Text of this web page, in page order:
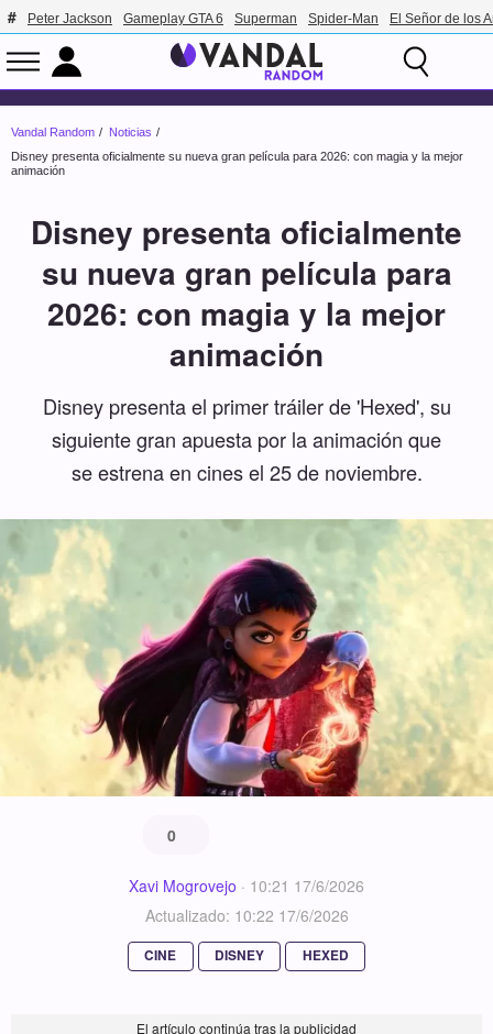
Peter Jackson Gameplay GTA 6 Superman Spider-Man El Señor de los
Vandal Random
Noticias
Disney presenta oficialmente su nueva gran película para 2026: con magia y la mejor
animación
Disney presenta oficialmente
su nueva gran película para
2026: con magia y la mejor
animación
Disney presenta el primer tráiler de 'Hexed', su
siguiente gran apuesta por la animación que
se estrena en cines el 25 de noviembre.
0
Xavi Mogrovejo · 10:21 17/6/2026
Actualizado: 10:22 17/6/2026
CINE DISNEY HEXED